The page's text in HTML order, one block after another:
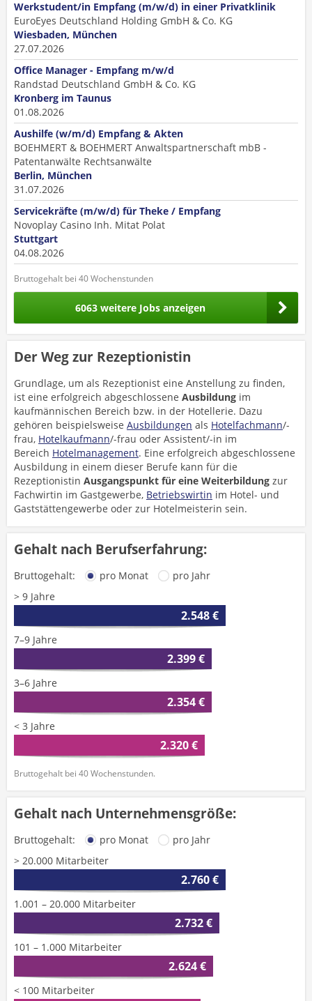
Werkstudent/in Empfang (m/w/d) in einer Privatklinik
EuroEyes Deutschland Holding GmbH & Co. KG
Wiesbaden, München
27.07.2026
Office Manager - Empfang m/w/d
Randstad Deutschland GmbH & Co. KG
Kronberg im Taunus
01.08.2026
Aushilfe (w/m/d) Empfang & Akten
BOEHMERT & BOEHMERT Anwaltspartnerschaft mbB -
Patentanwälte Rechtsanwälte
Berlin, München
31.07.2026
Servicekräfte (m/w/d) für Theke / Empfang
Novoplay Casino Inh. Mitat Polat
Stuttgart
04.08.2026
Bruttogehalt bei 40 Wochenstunden
6063 weitere Jobs anzeigen
Der Weg zur Rezeptionistin
Grundlage, um als Rezeptionist eine Anstellung zu finden,
ist eine erfolgreich abgeschlossene Ausbildung im
kaufmännischen Bereich bzw. in der Hotellerie. Dazu
gehören beispielsweise Ausbildungen als Hotelfachmann/-
frau, Hotelkaufmann/-frau oder Assistent/-in im
Bereich Hotelmanagement. Eine erfolgreich abgeschlossene
Ausbildung in einem dieser Berufe kann für die
Rezeptionistin Ausgangspunkt für eine Weiterbildung zur
Fachwirtin im Gastgewerbe, Betriebswirtin im Hotel- und
Gaststättengewerbe oder zur Hotelmeisterin sein.
Gehalt nach Berufserfahrung:
Bruttogehalt: pro Monat
pro Jahr
> 9 Jahre
2.548 €
7–9 Jahre
2.399 €
3–6 Jahre
2.354 €
< 3 Jahre
2.320 €
Bruttogehalt bei 40 Wochenstunden.
Gehalt nach Unternehmensgröße:
Bruttogehalt: pro Monat
pro Jahr
> 20.000 Mitarbeiter
2.760 €
1.001 – 20.000 Mitarbeiter
2.732 €
101 – 1.000 Mitarbeiter
2.624 €
< 100 Mitarbeiter